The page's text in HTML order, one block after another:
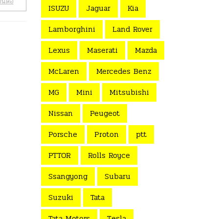
ISUZU Jaguar
Kia
Lamborghini
Land Rover
Lexus
Maserati
Mazda
McLaren
Mercedes Benz
MG
Mini
Mitsubishi
Nissan
Peugeot
Porsche
Proton
ptt
PTTOR
Rolls Royce
Ssangyong
Subaru
Suzuki
Tata